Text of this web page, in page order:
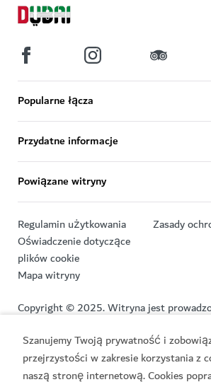
Szanujemy Twoją prywatność i
przejrzystości w zakresie korzystania z
naszą stronę internetową. Cookies
Popularne łącza
Przydatne informacje
Powiązane witryny
Regulamin użytkowania
Zasady
Oświadczenie dotyczące
plików cookie
Mapa witryny
Copyright © 2025. Witryna jest
Ostatnia aktualizacja witryny [06/08/
Ten serwis jest chroniony przez